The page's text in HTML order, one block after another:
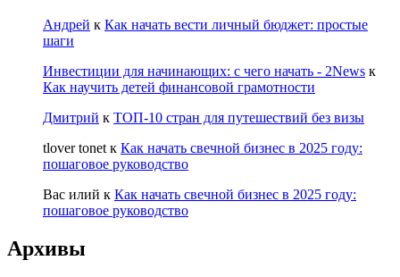
Андрей к Как начать вести личный бюджет: простые
шаги
Инвестиции для начинающих: с чего начать - 2News к
Как научить детей финансовой грамотности
Дмитрий к ТОП-10 стран для путешествий без визы
tlover tonet к Как начать свечной бизнес в 2025 году:
пошаговое руководство
Вас илий к Как начать свечной бизнес в 2025 году:
пошаговое руководство
Архивы